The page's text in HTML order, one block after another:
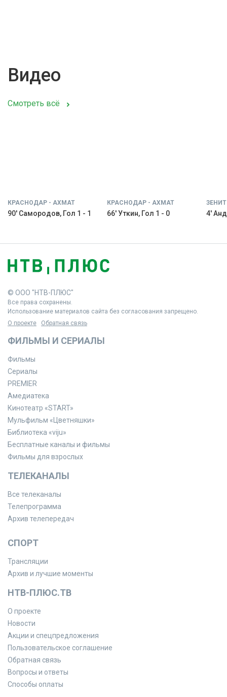
Видео
Смотреть всё
КРАСНОДАР - АХМАТ
90' Самородов, Гол 1 - 1
КРАСНОДАР - АХМАТ
66' Уткин, Гол 1 - 0 4'
© ООО "НТВ-ПЛЮС"
Все права сохранены.
Использование материалов сайта без согласования запрещено.
О проекте
Обратная связь
ФИЛЬМЫ И СЕРИАЛЫ
Фильмы
Сериалы
PREMIER
Амедиатека
Кинотеатр «START»
Мульфильм «Цветняшки»
Библиотека «viju»
Бесплатные каналы и фильмы
Фильмы для взрослых
ТЕЛЕКАНАЛЫ
Все телеканалы
Телепрограмма
Архив телепередач
СПОРТ
Трансляции
Архив и лучшие моменты
НТВ-ПЛЮС.ТВ
О проекте
Новости
Акции и спецпредложения
Пользовательское соглашение
Обратная связь
Вопросы и ответы
Способы оплаты